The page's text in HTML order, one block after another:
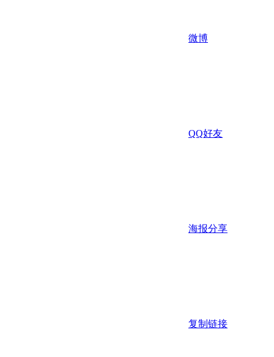
微博
QQ好友
海报分享
复制链接